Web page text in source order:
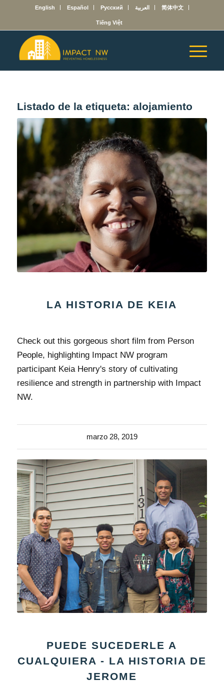
English Español Русский العربية 简体中文
Tiếng Việt
Listado de la etiqueta: alojamiento
LA HISTORIA DE KEIA
Check out this gorgeous short film from Person
People, highlighting Impact NW program
participant Keia Henry's story of cultivating
resilience and strength in partnership with Impact
NW.
marzo 28, 2019
PUEDE SUCEDERLE A
CUALQUIERA - LA HISTORIA DE
JEROME